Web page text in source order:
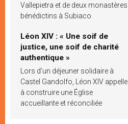
Vallepietra et de deux monastères
bénédictins à Subiaco
Léon XIV : « Une soif de
justice, une soif de charité
authentique »
Lors d’un déjeuner solidaire à
Castel Gandolfo, Léon XIV appelle
à construire une Église
accueillante et réconciliée